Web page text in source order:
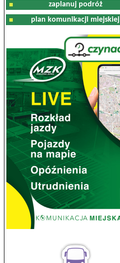
zaplanuj podróż
plan komunikacji miejskiej